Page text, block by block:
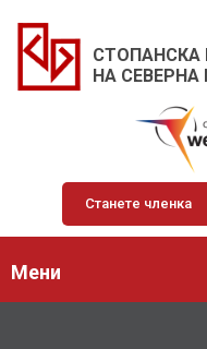
СТОПАНСКА
НА
Станете членка
Мени